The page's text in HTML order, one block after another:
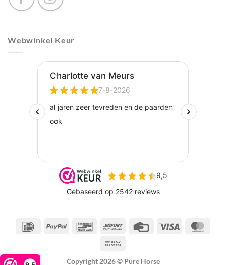
Webwinkel Keur
IDeal PayPal BancontactSofort
Credit
Visa
Copyright 2026 © Pure Horse